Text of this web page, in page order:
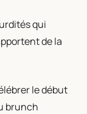
qui
de la
le début
brunch